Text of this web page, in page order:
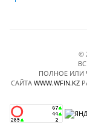
©
ПОЛНОЕ ИЛИ
САЙТА WWW.WFIN.KZ